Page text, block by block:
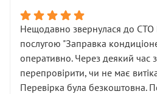
Нещодавно звернулася до СТО
послугою "Заправка
оперативно. Через деякий час
перепровірити, чи не має
Перевірка була безкоштовна.